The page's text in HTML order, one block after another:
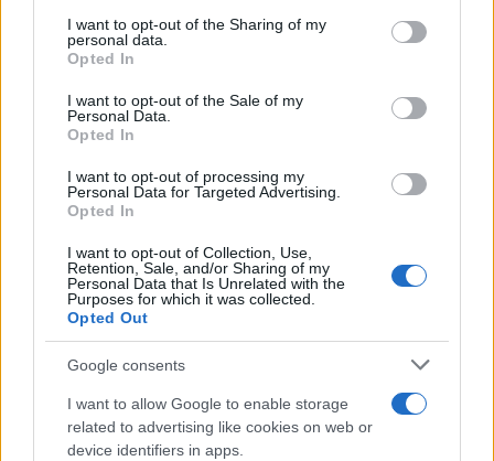
not limited to your visit or usage behaviour. You may click to
grant or deny consent to Google and its third-party tags to
use your data for below specified purposes in below Google
consent section.
I want to opt-out of the Sharing of my
personal data.
Opted In
I want to opt-out of the Sale of my
Personal Data.
Opted In
I want to opt-out of processing my
Personal Data for Targeted Advertising.
Opted In
I want to opt-out of Collection, Use,
Retention, Sale, and/or Sharing of my
Personal Data that Is Unrelated with the
Purposes for which it was collected.
Opted Out
Google consents
I want to allow Google to enable storage
related to advertising like cookies on web or
device identifiers in apps.